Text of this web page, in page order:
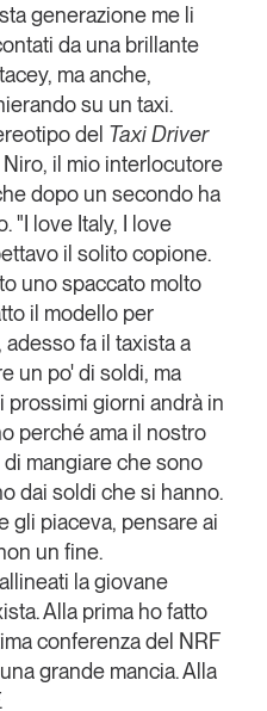
generazione me li
da una brillante
ma anche,
su un taxi.
del Taxi Driver
il mio interlocutore
dopo un secondo ha
"I love Italy, I love
il solito copione.
uno spaccato molto
il modello per
fa il taxista a
un po' di soldi, ma
prossimi giorni andrà in
perché ama il nostro
mangiare che sono
dai soldi che si hanno.
gli piaceva, pensare ai
un fine.
la giovane
Alla prima ho fatto
conferenza del NRF
grande mancia. Alla